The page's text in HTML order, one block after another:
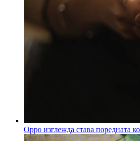
Oppo изглежда става поредната